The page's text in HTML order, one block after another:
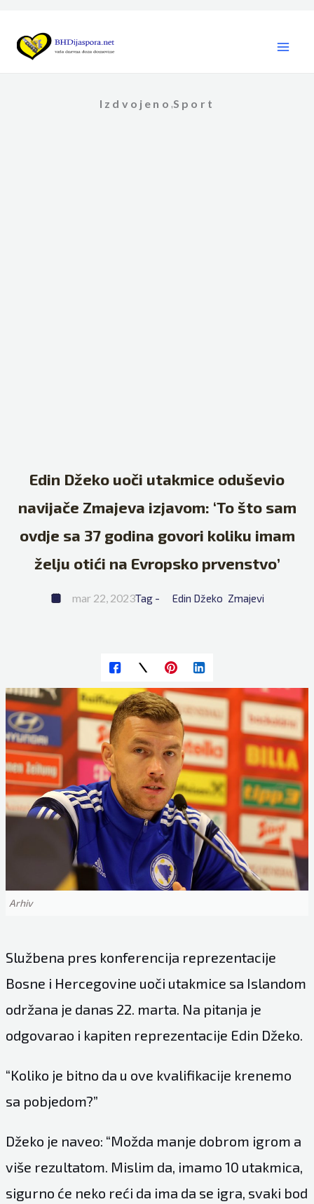
content
Izdvojeno ,Sport
Edin Džeko uoči utakmice oduševio
navijače Zmajeva izjavom: ‘To što sam
ovdje sa 37 godina govori koliku imam
želju otići na Evropsko prvenstvo’
mar 22, 2023Tag - Edin Džeko Zmajevi
Arhiv
Službena pres konferencija reprezentacije
Bosne i Hercegovine uoči utakmice sa Islandom
održana je danas 22. marta. Na pitanja je
odgovarao i kapiten reprezentacije Edin Džeko.
“Koliko je bitno da u ove kvalifikacije krenemo
sa pobjedom?”
Džeko je naveo: “Možda manje dobrom igrom a
više rezultatom. Mislim da, imamo 10 utakmica,
sigurno će neko reći da ima da se igra, svaki bod